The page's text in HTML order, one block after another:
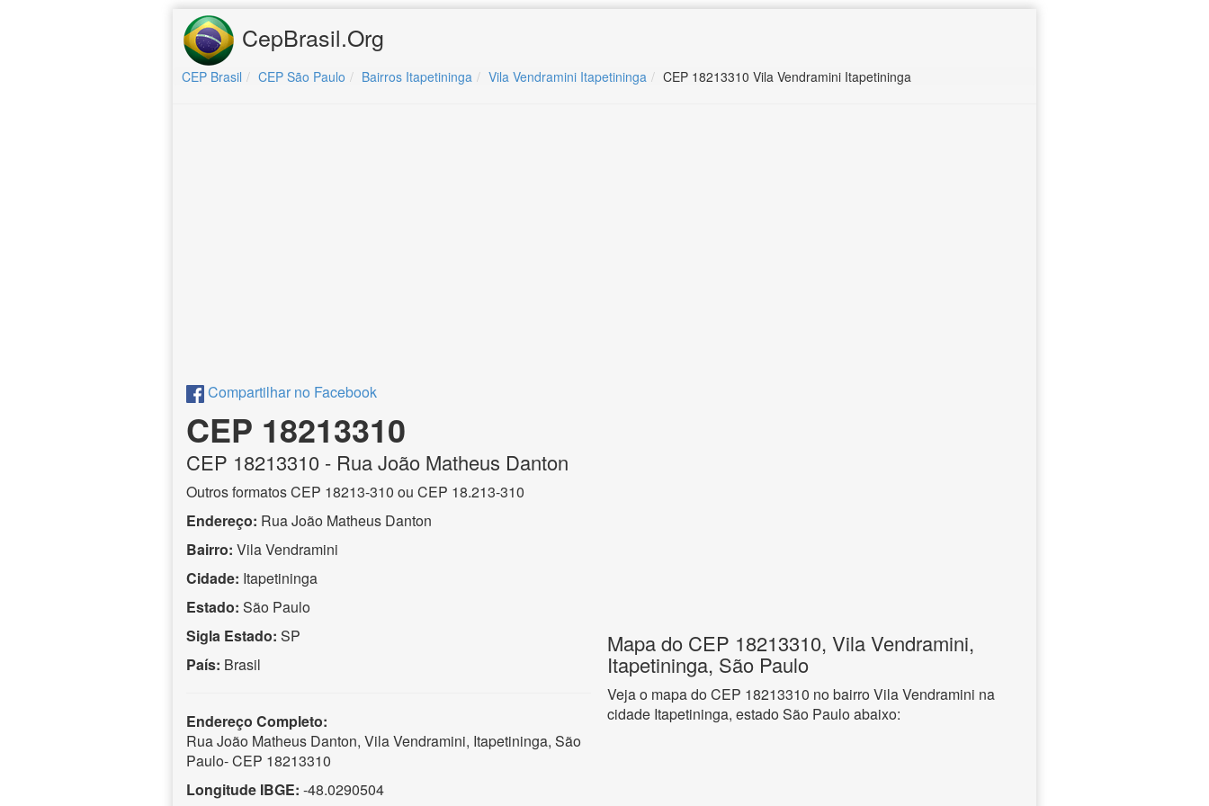
CepBrasil.Org
CEP Brasil CEP São Paulo Bairros Itapetininga Vila Vendramini Itapetininga CEP 18213310 Vila Vendramini Itapetininga
Compartilhar no Facebook
CEP 18213310
CEP 18213310 - Rua João Matheus Danton
Outros formatos CEP 18213-310 ou CEP 18.213-310
Endereço: Rua João Matheus Danton
Bairro: Vila Vendramini
Cidade: Itapetininga
Estado: São Paulo
Sigla Estado: SP
País: Brasil
Endereço Completo:
Rua João Matheus Danton, Vila Vendramini, Itapetininga, São
Paulo- CEP 18213310
Longitude IBGE: -48.0290504
Mapa do CEP 18213310, Vila Vendramini,
Itapetininga, São Paulo
Veja o mapa do CEP 18213310 no bairro Vila Vendramini na
cidade Itapetininga, estado São Paulo abaixo: